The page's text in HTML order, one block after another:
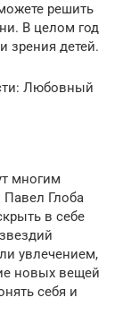
решить
В целом год
зрения детей.
Любовный
многим
Павел Глоба
в себе
увлечением,
новых вещей
себя и